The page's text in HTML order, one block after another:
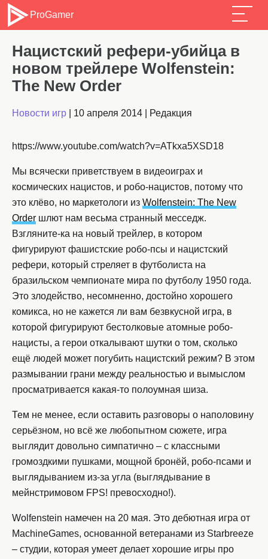
ProGamer
Нацистский рефери-убийца в
новом трейлере Wolfenstein:
The New Order
Новости игр 10 апреля 2014 Редакция
https://www.youtube.com/watch?v=ATkxa5XSD18
Мы всячески приветствуем в видеоиграх и
космических нацистов, и робо-нацистов, потому что
это клёво, но маркетологи из Wolfenstein: The New
Order шлют нам весьма странный месседж.
Взгляните-ка на новый трейлер, в котором
фигурируют фашистские робо-псы и нацистский
рефери, который стреляет в футболиста на
бразильском чемпионате мира по футболу 1950 года.
Это злодейство, несомненно, достойно хорошего
комикса, но не кажется ли вам безвкусной игра, в
которой фигурируют бестолковые атомные робо-
нацисты, а герои откалывают шутки о том, сколько
ещё людей может погубить нацистский режим? В этом
размывании грани между реальностью и вымыслом
просматривается какая-то полоумная шиза.
Тем не менее, если оставить разговоры о наполовину
серьёзном, но всё же любопытном сюжете, игра
выглядит довольно симпатично – с классными
громоздкими пушками, мощной бронёй, робо-псами и
выглядыванием из-за угла (выглядывание в
мейнстримовом FPS! превосходно!).
Wolfenstein намечен на 20 мая. Это дебютная игра от
MachineGames, основанной ветеранами из Starbreeze
­– студии, которая умеет делает хорошие игры про